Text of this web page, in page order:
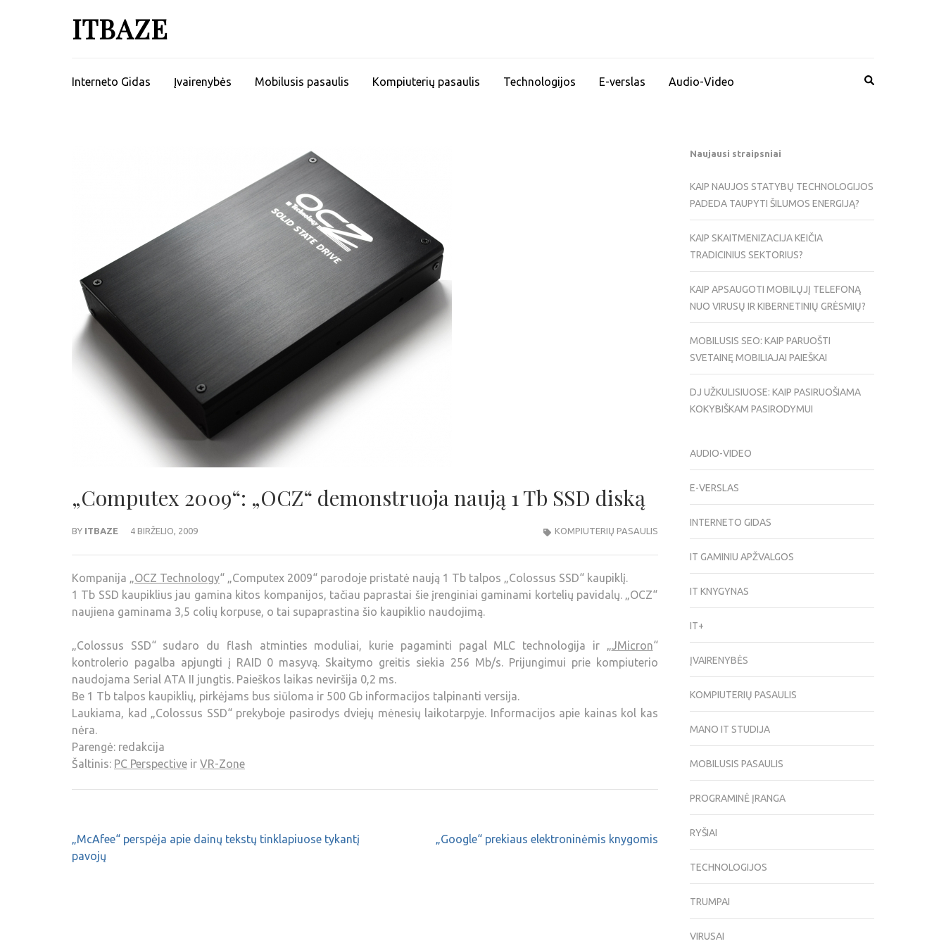
ITBAZE
Interneto Gidas Įvairenybės Mobilusis pasaulis Kompiuterių pasaulis Technologijos E-verslas Audio-Video
„Computex 2009“: „OCZ“ demonstruoja naują 1 Tb SSD diską
BY ITBAZE 4 BIRŽELIO, 2009 KOMPIUTERIŲ PASAULIS
Kompanija „OCZ Technology“ „Computex 2009“ parodoje pristatė naują 1 Tb talpos „Colossus SSD“ kaupiklį.
1 Tb SSD kaupiklius jau gamina kitos kompanijos, tačiau paprastai šie įrenginiai gaminami kortelių pavidalų. „OCZ“
naujiena gaminama 3,5 colių korpuse, o tai supaprastina šio kaupiklio naudojimą.
„Colossus SSD“ sudaro du flash atminties moduliai, kurie pagaminti pagal MLC technologija ir „JMicron“
kontrolerio pagalba apjungti į RAID 0 masyvą. Skaitymo greitis siekia 256 Mb/s. Prijungimui prie kompiuterio
naudojama Serial ATA II jungtis. Paieškos laikas neviršija 0,2 ms.
Be 1 Tb talpos kaupiklių, pirkėjams bus siūloma ir 500 Gb informacijos talpinanti versija.
Laukiama, kad „Colossus SSD“ prekyboje pasirodys dviejų mėnesių laikotarpyje. Informacijos apie kainas kol kas
nėra.
Parengė: redakcija
Šaltinis: PC Perspective ir VR-Zone
„McAfee“ perspėja apie dainų tekstų tinklapiuose tykantį
pavojų
„Google“ prekiaus elektroninėmis knygomis
Naujausi straipsniai
KAIP NAUJOS STATYBŲ TECHNOLOGIJOS
PADEDA TAUPYTI ŠILUMOS ENERGIJĄ?
KAIP SKAITMENIZACIJA KEIČIA
TRADICINIUS SEKTORIUS?
KAIP APSAUGOTI MOBILŲJĮ TELEFONĄ
NUO VIRUSŲ IR KIBERNETINIŲ GRĖSMIŲ?
MOBILUSIS SEO: KAIP PARUOŠTI
SVETAINĘ MOBILIAJAI PAIEŠKAI
DJ UŽKULISIUOSE: KAIP PASIRUOŠIAMA
KOKYBIŠKAM PASIRODYMUI
AUDIO-VIDEO
E-VERSLAS
INTERNETO GIDAS
IT GAMINIU APŽVALGOS
IT KNYGYNAS
IT+
ĮVAIRENYBĖS
KOMPIUTERIŲ PASAULIS
MANO IT STUDIJA
MOBILUSIS PASAULIS
PROGRAMINĖ ĮRANGA
RYŠIAI
TECHNOLOGIJOS
TRUMPAI
VIRUSAI